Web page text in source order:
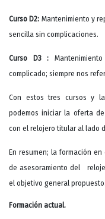
Curso D2: Mantenimiento y
sencilla sin complicaciones.
Curso D3 :
complicado; siempre nos
Con estos tres cursos y
podemos iniciar la oferta
con el relojero titular al lado
En resumen; la formación
de asesoramiento del
el objetivo general propuesto.
Formación actual.